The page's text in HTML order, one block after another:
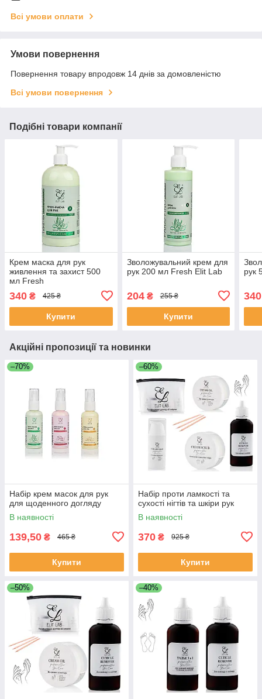
Всі умови оплати
Умови повернення
Повернення товару впродовж 14 днів за домовленістю
Всі умови повернення
Подібні товари компанії
Крем маска для рук
живлення та захист 500
мл Fresh
340 ₴ 425 ₴
Купити
Зволожувальний крем для
рук 200 мл Fresh Elit Lab
204₴ 255 ₴
Купити
рук
340
Акційні пропозиції та новинки
–70%
Набір крем масок для рук
для щоденного догляду
В наявності
139,50 ₴ 465 ₴
Купити
–60%
Набір проти ламкості та
сухості нігтів та шкіри рук
В наявності
370 ₴ 925 ₴
Купити
–50% –40%